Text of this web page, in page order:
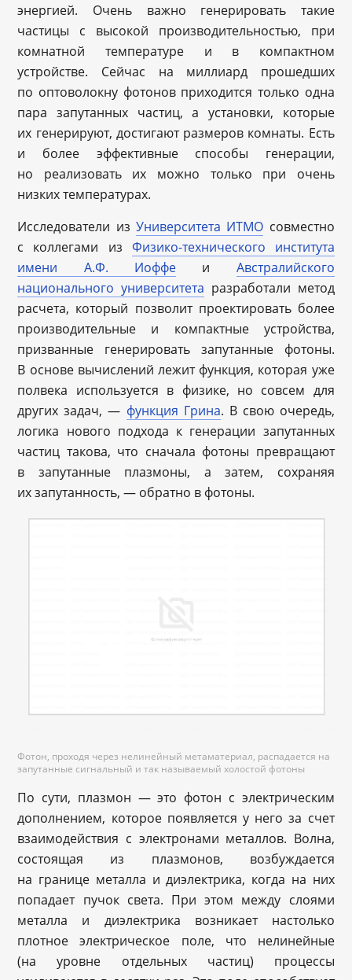
энергией. Очень важно генерировать такие
частицы с высокой производительностью, при
комнатной температуре и в компактном
устройстве. Сейчас на миллиард прошедших
по оптоволокну фотонов приходится только одна
пара запутанных частиц, а установки, которые
их генерируют, достигают размеров комнаты. Есть
и более эффективные способы генерации,
но реализовать их можно только при очень
низких температурах.
Исследователи из Университета ИТМО совместно
с коллегами из Физико-технического института
имени А.Ф. Иоффе и Австралийского
национального университета разработали метод
расчета, который позволит проектировать более
производительные и компактные устройства,
призванные генерировать запутанные фотоны.
В основе вычислений лежит функция, которая уже
полвека используется в физике, но совсем для
других задач, — функция Грина. В свою очередь,
логика нового подхода к генерации запутанных
частиц такова, что сначала фотоны превращают
в запутанные плазмоны, а затем, сохраняя
их запутанность, — обратно в фотоны.
Фотон, проходя через нелинейный метаматериал, распадается на
запутанные сигнальный и так называемый холостой фотоны
По сути, плазмон — это фотон с электрическим
дополнением, которое появляется у него за счет
взаимодействия с электронами металлов. Волна,
состоящая из плазмонов, возбуждается
на границе металла и диэлектрика, когда на них
попадает пучок света. При этом между слоями
металла и диэлектрика возникает настолько
плотное электрическое поле, что нелинейные
(на уровне отдельных частиц) процессы